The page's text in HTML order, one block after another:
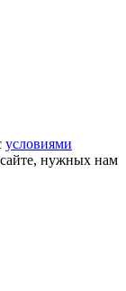
условиями
нужных нам